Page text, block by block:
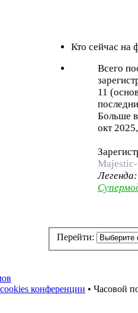
Кто сейчас на
Всего
11
Больше
окт
Перейти:
конференции • Часовой